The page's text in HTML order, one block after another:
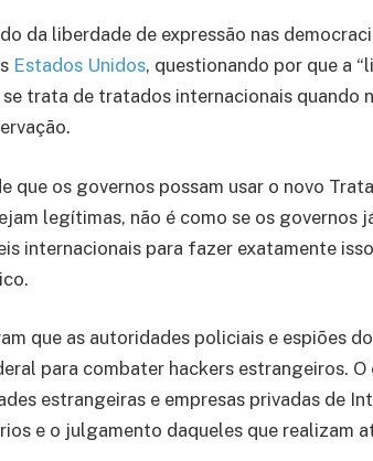
da liberdade de expressão nas
Estados Unidos, questionando por que a
trata de tratados internacionais quando
que os governos possam usar o novo
legítimas, não é como se os governos
internacionais para fazer exatamente
que as autoridades policiais e espiões
para combater hackers estrangeiros.
estrangeiras e empresas privadas de
e o julgamento daqueles que realizam